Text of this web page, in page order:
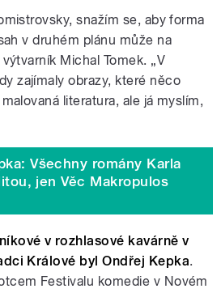
snažím se, aby forma
v druhém plánu může na
Michal Tomek. „V
zajímaly obrazy, které něco
literatura, ale já myslím,
Všechny romány Karla
jen Věc Makropulos
v rozhlasové kavárně v
Králové byl Ondřej Kepka.
Festivalu komedie v Novém